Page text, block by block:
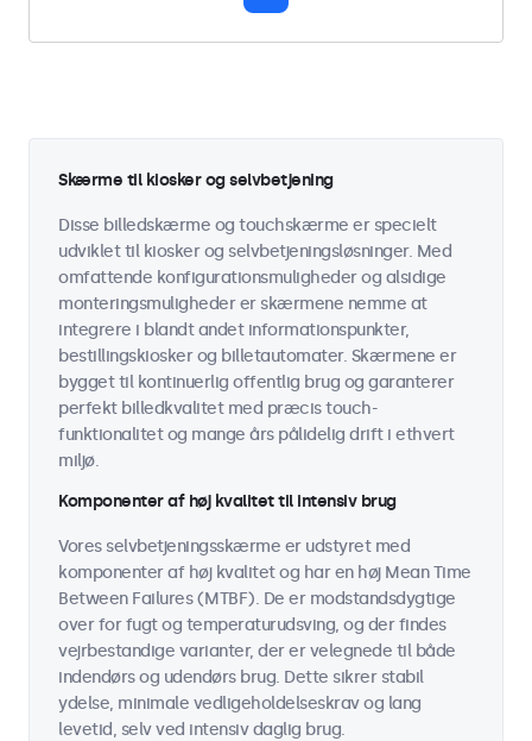
Skærme til kiosker og selvbetjening
Disse billedskærme og touchskærme er specielt
udviklet til kiosker og selvbetjeningsløsninger. Med
omfattende konfigurationsmuligheder og alsidige
monteringsmuligheder er skærmene nemme at
integrere i blandt andet informationspunkter,
bestillingskiosker og billetautomater. Skærmene er
bygget til kontinuerlig offentlig brug og garanterer
perfekt billedkvalitet med præcis touch-
funktionalitet og mange års pålidelig drift i ethvert
miljø.
Komponenter af høj kvalitet til intensiv brug
Vores selvbetjeningsskærme er udstyret med
komponenter af høj kvalitet og har en høj Mean Time
Between Failures (MTBF). De er modstandsdygtige
over for fugt og temperaturudsving, og der findes
vejrbestandige varianter, der er velegnede til både
indendørs og udendørs brug. Dette sikrer stabil
ydelse, minimale vedligeholdelseskrav og lang
levetid, selv ved intensiv daglig brug.